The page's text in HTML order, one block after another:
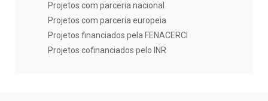
Projetos com parceria nacional
Projetos com parceria europeia
Projetos financiados pela FENACERCI
Projetos cofinanciados pelo INR